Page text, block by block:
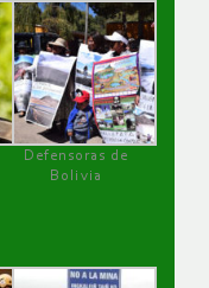
Defensoras de
Bolivia